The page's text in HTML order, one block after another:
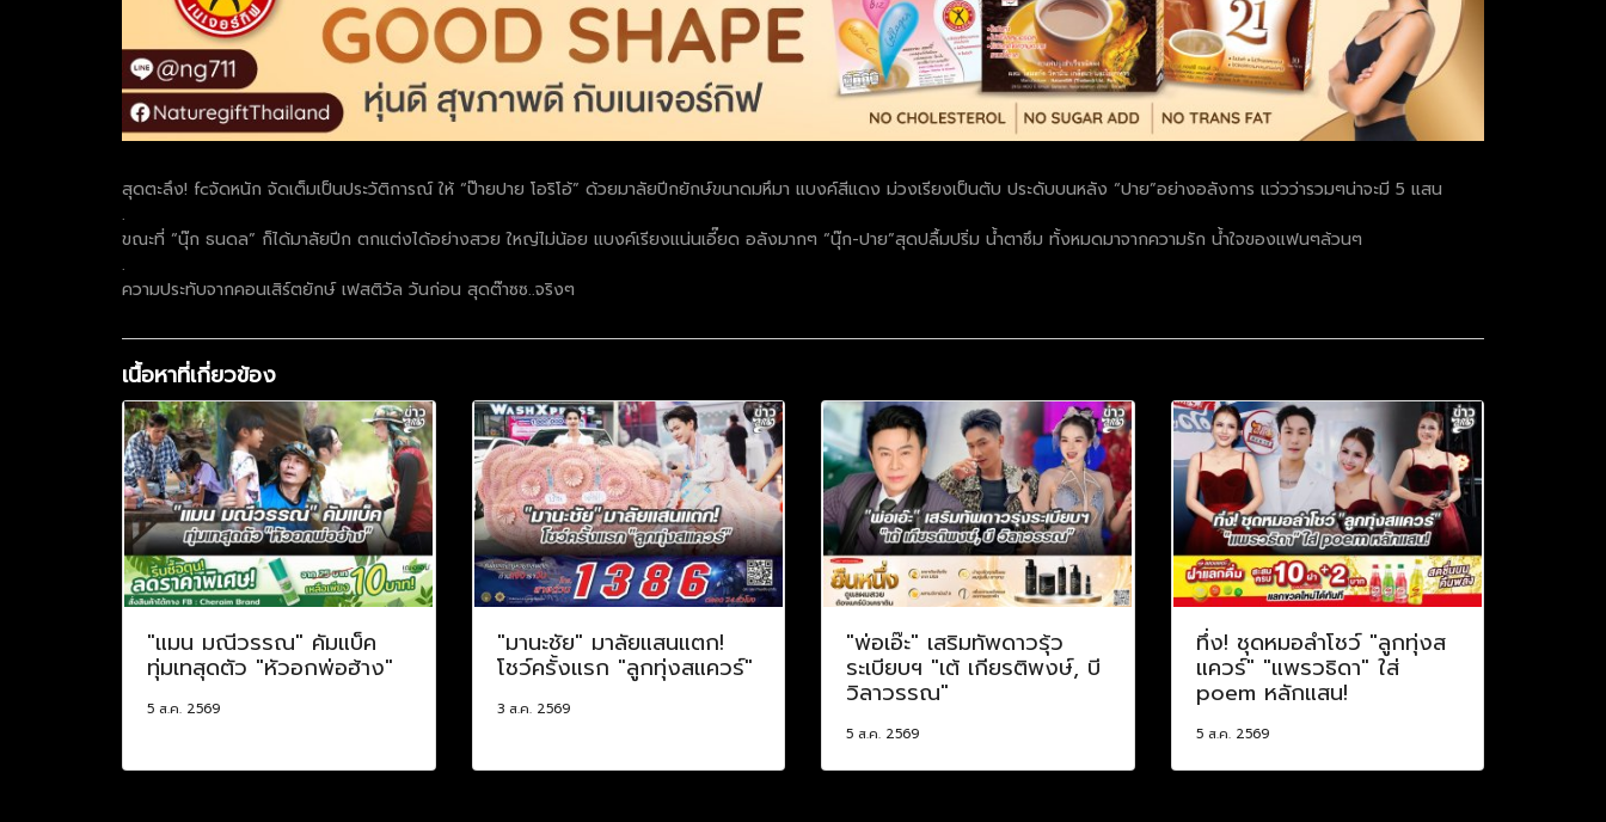
สุดตะลึง! fcจัดหนัก จัดเต็มเป็นประวัติการณ์ ให้ “ป๊ายปาย โอริโอ้” ด้วยมาลัยปีกยักษ์ขนาดมหึมา แบงค์สีแดง ม่วงเรียงเป็นตับ ประดับบนหลัง “ปาย”อย่างอลังการ แว่วว่ารวมๆน่าจะมี 5 แสน
.
ขณะที่ “นุ๊ก ธนดล” ก็ได้มาลัยปีก ตกแต่งได้อย่างสวย ใหญ่ไม่น้อย แบงค์เรียงแน่นเอี๊ยด อลังมากๆ “นุ๊ก-ปาย”สุดปลื้มปริ่ม น้ำตาซึม ทั้งหมดมาจากความรัก น้ำใจของแฟนๆล้วนๆ
.
ความประทับจากคอนเสิร์ตยักษ์ เฟสติวัล วันก่อน สุดต๊าซซ..จริงๆ
เนื้อหาที่เกี่ยวข้อง
"แมน มณีวรรณ" คัมแบ็ค
ทุ่มเทสุดตัว "หัวอกพ่อฮ้าง"
5 ส.ค. 2569
"มานะชัย" มาลัยแสนแตก!
โชว์ครั้งแรก "ลูกทุ่งสแควร์"
3 ส.ค. 2569
"พ่อเอ๊ะ" เสริมทัพดาวรุ้ว
ระเบียบฯ "เต้ เกียรติพงษ์, บี
วิลาวรรณ"
5 ส.ค. 2569
ทึ่ง! ชุดหมอลำโชว์ "ลูกทุ่งส
แควร์" "แพรวธิดา" ใส่
poem หลักแสน!
5 ส.ค. 2569